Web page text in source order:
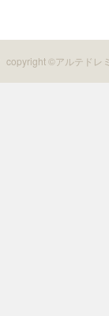
copyright ©アルテドレ